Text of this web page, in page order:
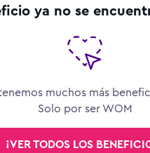
ya no se
muchos más
Solo por ser WOM
¡VER TODOS LOS